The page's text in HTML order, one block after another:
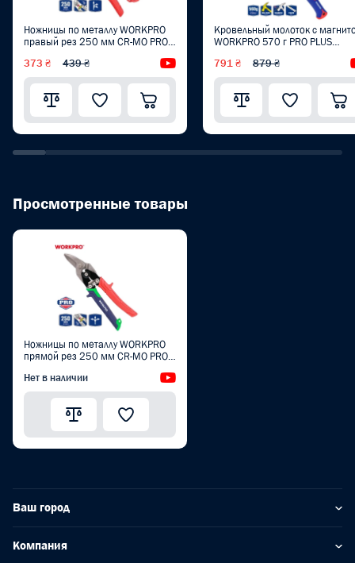
Ножницы по металлу WORKPRO
правый рез 250 мм CR-MO PRO
373 ₴ 439 ₴ Видеообзор
Кровельный молоток с
WORKPRO 570 г PRO PLUS
791 ₴ 879 ₴
Просмотренные товары
Ножницы по металлу WORKPRO
прямой рез 250 мм CR-MO PRO
Нет в наличии
Ваш город
Компания